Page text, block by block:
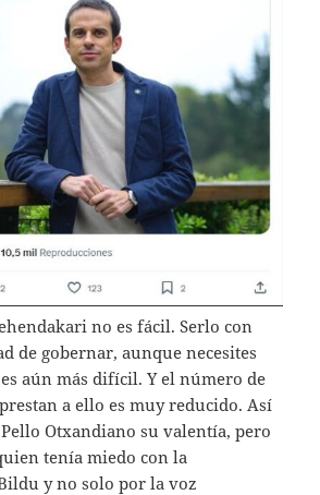
no es fácil. Serlo con
de gobernar, aunque necesites
aún más difícil. Y el número de
a ello es muy reducido. Así
Otxandiano su valentía, pero
tenía miedo con la
y no solo por la voz